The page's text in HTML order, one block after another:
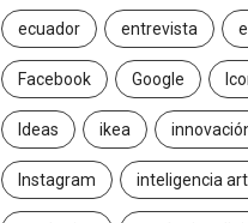
ecuador entrevista
Facebook Google
Ideas ikea
Instagram inteligencia